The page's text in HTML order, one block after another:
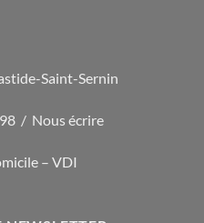
Saint-Sernin
98 / Nous écrire
– VDI